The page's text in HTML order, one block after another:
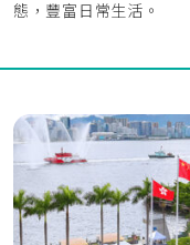
態，豐富日常生活。